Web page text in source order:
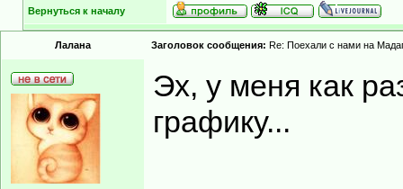
Вернуться к началу
Лалана Заголовок сообщения: Re: Поехали с нами на
Эх, у меня как
графику...